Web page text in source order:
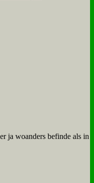
ja wo­an­ders be­fin­de als in